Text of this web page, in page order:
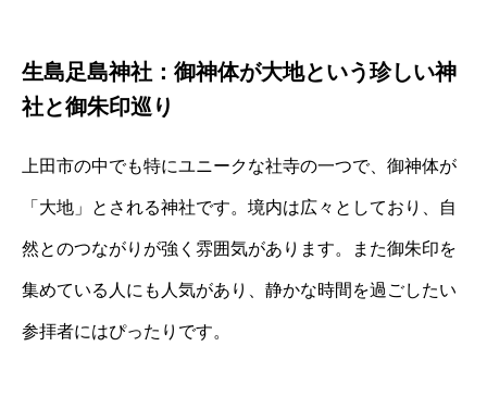
生島足島神社：御神体が大地という珍しい神
社と御朱印巡り
上田市の中でも特にユニークな社寺の一つで、御神体が
「大地」とされる神社です。境内は広々としており、自
然とのつながりが強く雰囲気があります。また御朱印を
集めている人にも人気があり、静かな時間を過ごしたい
参拝者にはぴったりです。